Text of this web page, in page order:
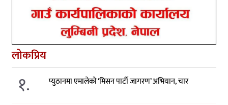
लोकप्रिय
१. प्युठानमा एमालेको ‘मिसन पार्टी जागरण’ अभियान, चार